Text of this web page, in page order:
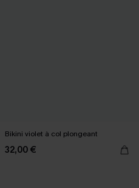
Bikini violet à col plongeant
32,00 €